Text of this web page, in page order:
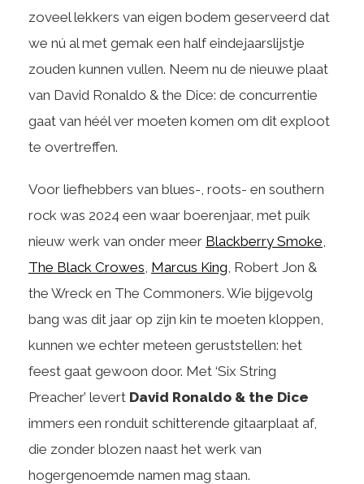
zoveel lekkers van eigen bodem geserveerd dat
we nú al met gemak een half eindejaarslijstje
zouden kunnen vullen. Neem nu de nieuwe plaat
van David Ronaldo & the Dice: de concurrentie
gaat van héél ver moeten komen om dit exploot
te overtreffen.
Voor liefhebbers van blues-, roots- en southern
rock was 2024 een waar boerenjaar, met puik
nieuw werk van onder meer Blackberry Smoke,
The Black Crowes, Marcus King, Robert Jon &
the Wreck en The Commoners. Wie bijgevolg
bang was dit jaar op zijn kin te moeten kloppen,
kunnen we echter meteen geruststellen: het
feest gaat gewoon door. Met ‘Six String
Preacher’ levert David Ronaldo & the Dice
immers een ronduit schitterende gitaarplaat af,
die zonder blozen naast het werk van
hogergenoemde namen mag staan.